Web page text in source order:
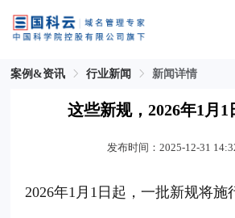
案例&资讯 行业新闻 新闻详情
这些新规，2026年1月1
发布时间：2025-12-31
2026年1月1日起，一批新规将施